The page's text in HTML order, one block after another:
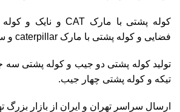
فضایی و کوله پشتی با مارک caterpillar و سایر برندها و مارکها.
تولید کوله پشتی دو جیب و کوله پشتی سه
تیکه و کوله پشتی چهار جیب.
ارسال سراسر تهران و ایران از بازار بزرگ